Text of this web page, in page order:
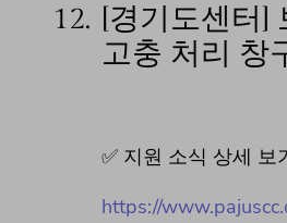
12.
[경기도센터]
고충 처리 창
✅ 지원 소식 상세 보
https://